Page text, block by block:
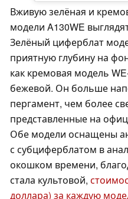
Вживую зелёная и
модели A130WE
Зелёный циферблат
приятную глубину на
как кремовая модель
бежевой. Он больше
пергамент, чем более
представленные на
Обе модели оснащены
с субциферблатом в
окошком времени,
стала культовой,
доллара) за каждую